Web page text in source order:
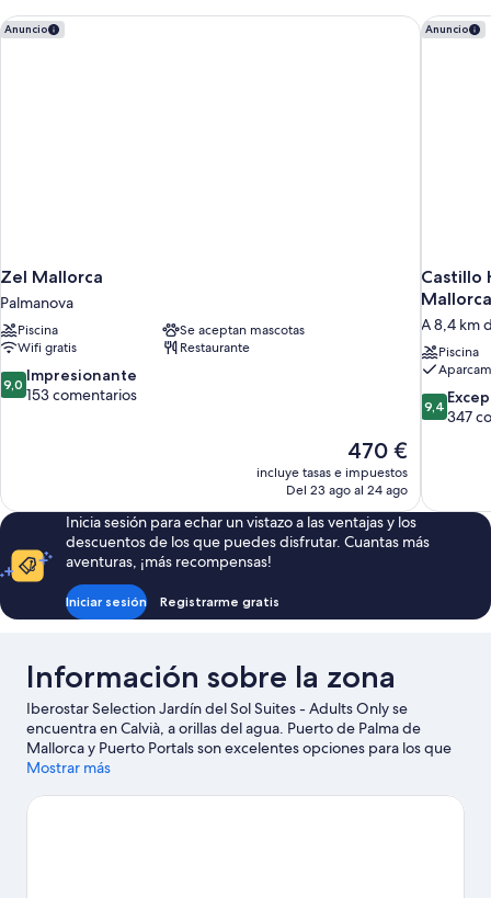
Anuncio
Zel Mallorca
Palmanova
Piscina
Se aceptan mascotas
Wifi gratis
Restaurante
9.0
sobre
9,0 Impresionante
153 comentarios
El
precio
actual
de
470 €
470 €
incluye tasas e impuestos
Del 23 ago al 24 ago
Zel Mallorca Anuncio
Castillo
Mallorca
A 8,4 km
Piscina
9.4
sobre
9,4
347
Castillo
Inicia sesión para echar un vistazo a las ventajas y los
descuentos de los que puedes disfrutar. Cuantas más
aventuras, ¡más recompensas!
Iniciar sesión Registrarme gratis
Información sobre la zona
Iberostar Selection Jardín del Sol Suites - Adults Only se
encuentra en Calvià, a orillas del agua. Puerto de Palma de
Mallorca y Puerto Portals son excelentes opciones para los que
buscan unas vacaciones activas, pero si prefieres sumergirte en
que necesitas. ¿Te apetece disfrutar de un evento especial?
Mostrar más